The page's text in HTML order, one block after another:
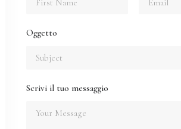
Oggetto
Scrivi il tuo messaggio